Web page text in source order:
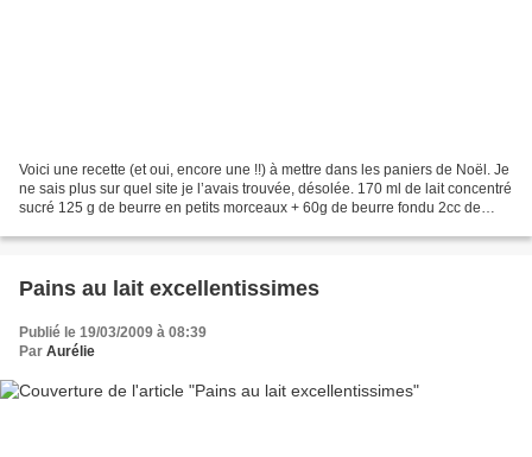
Voici une recette (et oui, encore une !!) à mettre dans les paniers de Noël. Je
ne sais plus sur quel site je l’avais trouvée, désolée. 170 ml de lait concentré
sucré 125 g de beurre en petits morceaux + 60g de beurre fondu 2cc de
Pains au lait excellentissimes
Publié le 19/03/2009 à 08:39
Par Aurélie